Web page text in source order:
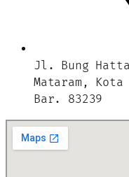
Jl. Bung
Mataram, Kota
Bar. 83239